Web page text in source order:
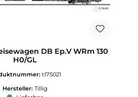
DB Ep.V WRm 130
H0/GL
tl75021
Hersteller: Tillig